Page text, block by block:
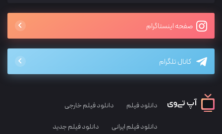
صفحه اینستاگرام
کانال تلگرام
دانلود فیلم دانلود فیلم خارجی
دانلود فیلم ایرانی دانلود فیلم جدید